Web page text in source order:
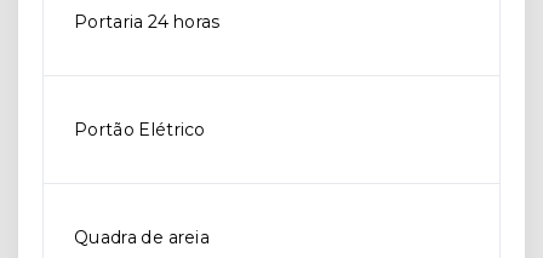
Portaria 24 horas
Portão Elétrico
Quadra de areia